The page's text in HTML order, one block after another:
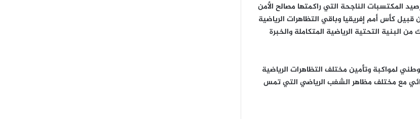
المكتسبات الناجحة التي راكمتها مصالح الأمن
كأس أمم إفريقيا وباقي التظاهرات الرياضية
البنية التحتية الرياضية المتكاملة والخبرة
لمواكبة وتأمين مختلف التظاهرات الرياضية
مع مختلف مظاهر الشغب الرياضي التي تمس